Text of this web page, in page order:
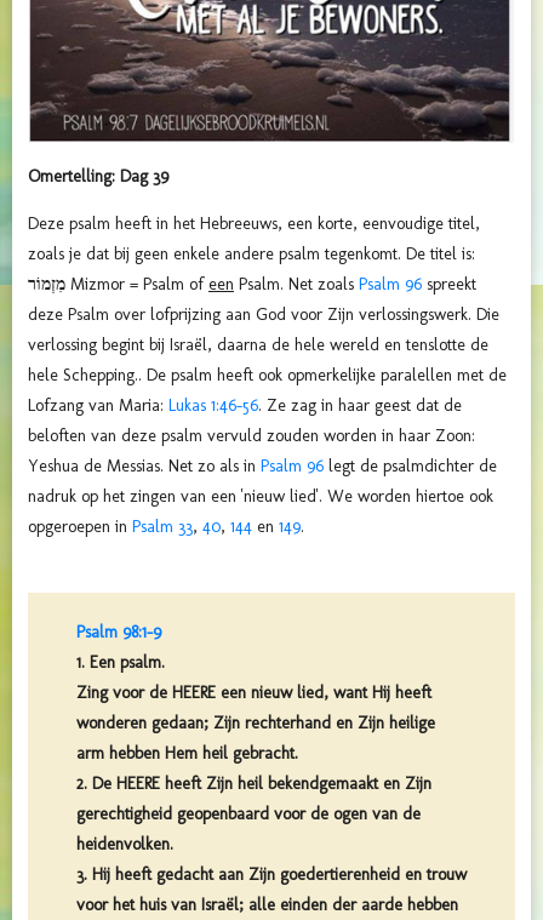
Omertelling: Dag 39
Deze psalm heeft in het Hebreeuws, een korte, eenvoudige titel,
zoals je dat bij geen enkele andere psalm tegenkomt. De titel is:
מִזְמוֹר Mizmor = Psalm ofeen Psalm. Net zoals Psalm 96 spreekt
deze Psalm over lofprijzing aan God voor Zijn verlossingswerk. Die
verlossing begint bij Israël, daarna de hele wereld en tenslotte de
hele Schepping.. De psalm heeft ook opmerkelijke paralellen met de
Lofzang van Maria: Lukas 1:46-56. Ze zag in haar geest dat de
beloften van deze psalm vervuld zouden worden in haar Zoon:
Yeshua de Messias. Net zo als in Psalm 96 legt de psalmdichter de
nadruk op het zingen van een 'nieuw lied'. We worden hiertoe ook
opgeroepen in Psalm 33, 40, 144 en 149.
Psalm 98:1-9
1. Een psalm.
Zing voor de HEERE een nieuw lied, want Hij heeft
wonderen gedaan; Zijn rechterhand en Zijn heilige
arm hebben Hem heil gebracht.
2. De HEERE heeft Zijn heil bekendgemaakt en Zijn
gerechtigheid geopenbaard voor de ogen van de
heidenvolken.
3. Hij heeft gedacht aan Zijn goedertierenheid en trouw
voor het huis van Israël; alle einden der aarde hebben